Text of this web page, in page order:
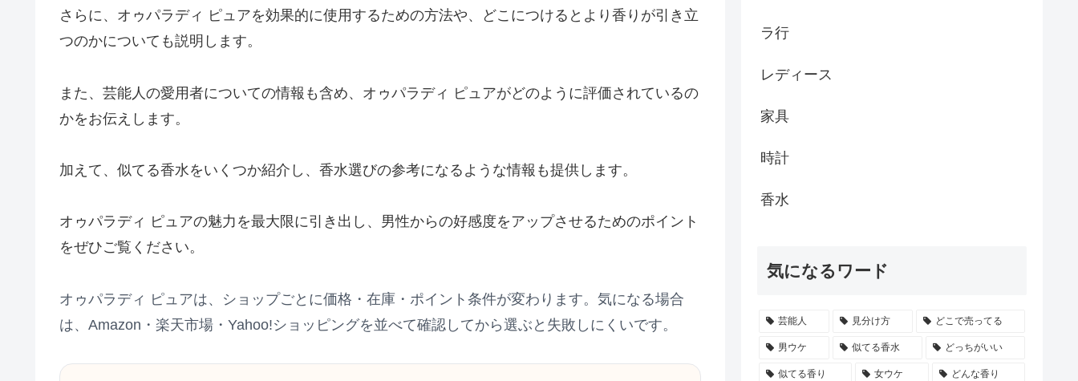
さらに、オゥパラディ ピュアを効果的に使用するための方法や、どこにつけるとより香りが引き立
つのかについても説明します。
また、芸能人の愛用者についての情報も含め、オゥパラディ ピュアがどのように評価されているの
かをお伝えします。
加えて、似てる香水をいくつか紹介し、香水選びの参考になるような情報も提供します。
オゥパラディ ピュアの魅力を最大限に引き出し、男性からの好感度をアップさせるためのポイント
をぜひご覧ください。
オゥパラディ ピュアは、ショップごとに価格・在庫・ポイント条件が変わります。気になる場合
は、Amazon・楽天市場・Yahoo!ショッピングを並べて確認してから選ぶと失敗しにくいです。
ラ行
レディース
家具
時計
香水
気になるワード
芸能人 見分け方 どこで売ってる
男ウケ 似てる香水 どっちがいい
似てる香り 女ウケ どんな香り